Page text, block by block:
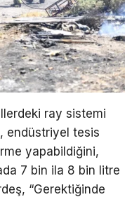
ray sistemi
endüstriyel tesis
yapabildiğini,
7 bin ila 8 bin litre
“Gerektiğinde